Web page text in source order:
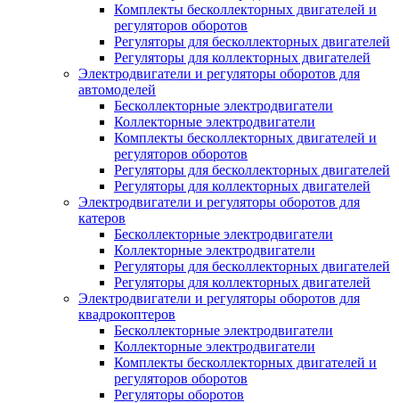
Комплекты бесколлекторных двигателей и
регуляторов оборотов
Регуляторы для бесколлекторных двигателей
Регуляторы для коллекторных двигателей
Электродвигатели и регуляторы оборотов для
автомоделей
Бесколлекторные электродвигатели
Коллекторные электродвигатели
Комплекты бесколлекторных двигателей и
регуляторов оборотов
Регуляторы для бесколлекторных двигателей
Регуляторы для коллекторных двигателей
Электродвигатели и регуляторы оборотов для
катеров
Бесколлекторные электродвигатели
Коллекторные электродвигатели
Регуляторы для бесколлекторных двигателей
Регуляторы для коллекторных двигателей
Электродвигатели и регуляторы оборотов для
квадрокоптеров
Бесколлекторные электродвигатели
Коллекторные электродвигатели
Комплекты бесколлекторных двигателей и
регуляторов оборотов
Регуляторы оборотов